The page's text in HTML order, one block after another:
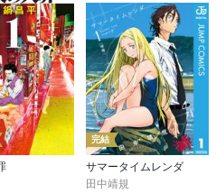
態度も読みどころです。杉元は彼
せん。狩猟や森林でのサバイバル
を追う共闘相手として一目置いて
イヌ」呼ばわりした白石に向けた
ときに自らが受けた扱いに裏打ち
」で好もしいものに思えます。
うのか（まあ金（きん）のため
完結
サマータイムレンダ
田中靖規